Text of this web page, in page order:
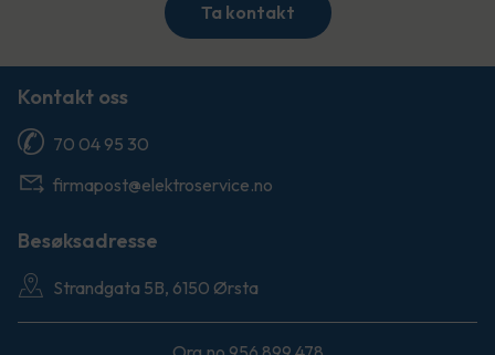
Ta kontakt
Kontakt oss
70 04 95 30
firmapost@elektroservice.no
Besøksadresse
Strandgata 5B, 6150 Ørsta